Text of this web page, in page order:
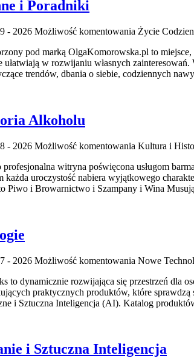
i Poradniki
- 2026 Możliwość komentowania Życie
pod marką OlgaKomorowska.pl to
ułatwiają w rozwijaniu własnych
trendów, dbania o siebie, codziennych
Alkoholu
- 2026 Możliwość komentowania Kultura i
witryna poświęcona usługom
każda uroczystość nabiera wyjątkowego
Piwo i Browarnictwo i Szampany i Wina
- 2026 Możliwość komentowania Nowe
to dynamicznie rozwijająca się przestrzeń dla
praktycznych produktów, które
i Sztuczna Inteligencja (AI). Katalog
i Sztuczna Inteligencja